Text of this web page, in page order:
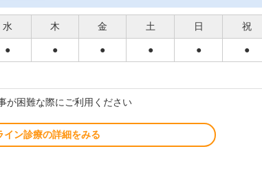
水 木 金 土 日 祝
● ● ● ● ● ●
が困難な際にご利用ください
イン診療の詳細をみる